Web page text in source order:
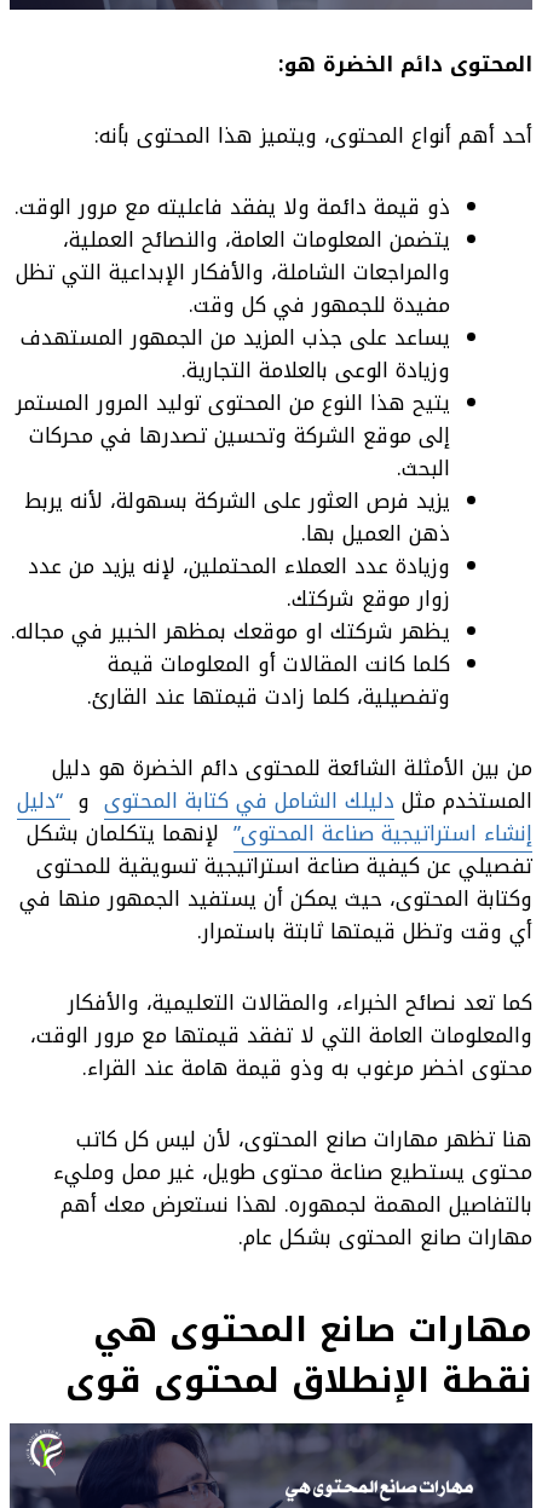
المحتوى دائم الخضرة هو:
أحد أهم أنواع المحتوى، ويتميز هذا المحتوى بأنه:
ذو قيمة دائمة ولا يفقد فاعليته مع مرور الوقت.
يتضمن المعلومات العامة، والنصائح العملية،
والمراجعات الشاملة، والأفكار الإبداعية التي تظل
مفيدة للجمهور في كل وقت.
يساعد على جذب المزيد من الجمهور المستهدف
وزيادة الوعى بالعلامة التجارية.
يتيح هذا النوع من المحتوى توليد المرور المستمر
إلى موقع الشركة وتحسين تصدرها في محركات
البحث.
يزيد فرص العثور على الشركة بسهولة، لأنه يربط
ذهن العميل بها.
وزيادة عدد العملاء المحتملين، لإنه يزيد من عدد
زوار موقع شركتك.
يظهر شركتك او موقعك بمظهر الخبير في مجاله.
كلما كانت المقالات أو المعلومات قيمة
وتفصيلية، كلما زادت قيمتها عند القارئ.
من بين الأمثلة الشائعة للمحتوى دائم الخضرة هو دليل
المستخدم مثل دليلك الشامل في كتابة المحتوى و “دليل
إنشاء استراتيجية صناعة المحتوى” لإنهما يتكلمان بشكل
تفصيلي عن كيفية صناعة استراتيجية تسويقية للمحتوى
وكتابة المحتوى، حيث يمكن أن يستفيد الجمهور منها في
أي وقت وتظل قيمتها ثابتة باستمرار.
كما تعد نصائح الخبراء، والمقالات التعليمية، والأفكار
والمعلومات العامة التي لا تفقد قيمتها مع مرور الوقت،
محتوى اخضر مرغوب به وذو قيمة هامة عند القراء.
هنا تظهر مهارات صانع المحتوى، لأن ليس كل كاتب
محتوى يستطيع صناعة محتوى طويل، غير ممل ومليء
بالتفاصيل المهمة لجمهوره. لهذا نستعرض معك أهم
مهارات صانع المحتوى بشكل عام.
مهارات صانع المحتوى هي
نقطة الإنطلاق لمحتوى قوى